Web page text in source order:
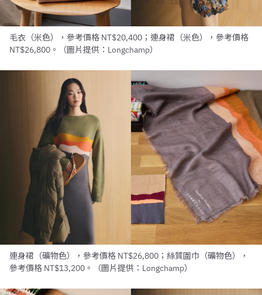
毛衣（米色），參考價格 NT$20,400；連身裙（米色），參考價格
NT$26,800。（圖片提供：Longchamp）
連身裙（礦物色），參考價格 NT$26,800；絲質圍巾（礦物色），
參考價格 NT$13,200。（圖片提供：Longchamp）